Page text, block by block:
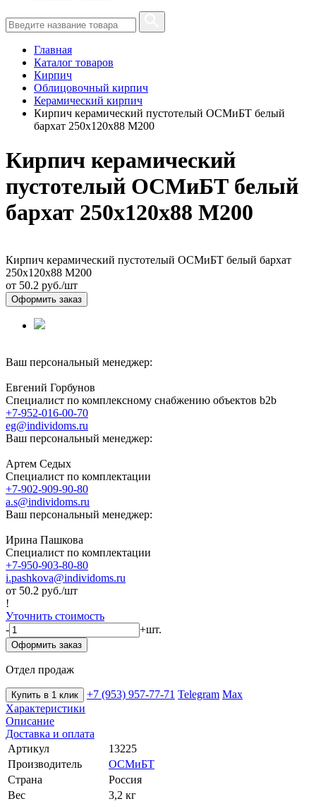
Главная
Каталог товаров
Кирпич
Облицовочный кирпич
Керамический кирпич
Кирпич керамический пустотелый ОСМиБТ белый
бархат 250х120х88 М200
Кирпич керамический
пустотелый ОСМиБТ белый
бархат 250х120х88 М200
Кирпич керамический пустотелый ОСМиБТ белый бархат
250х120х88 М200
от 50.2 руб./шт
Оформить заказ
Ваш персональный менеджер:
Евгений Горбунов
Специалист по комплексному снабжению объектов b2b
+7-952-016-00-70
eg@individoms.ru
Ваш персональный менеджер:
Артем Седых
Специалист по комплектации
+7-902-909-90-80
a.s@individoms.ru
Ваш персональный менеджер:
Ирина Пашкова
Специалист по комплектации
+7-950-903-80-80
i.pashkova@individoms.ru
от 50.2 руб./шт
!
Уточнить стоимость
-
+шт.
Оформить заказ
Отдел продаж
Купить в 1 клик +7 (953) 957-77-71 Telegram Max
Характеристики
Описание
Доставка и оплата
Артикул
13225
Производитель
ОСМиБТ
Страна
Россия
Вес
3,2 кг